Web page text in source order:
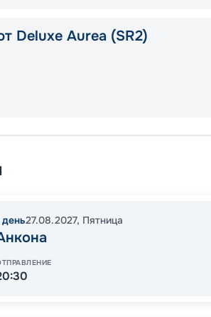
Deluxe Aurea (SR2)
день27.08.2027, Пятница